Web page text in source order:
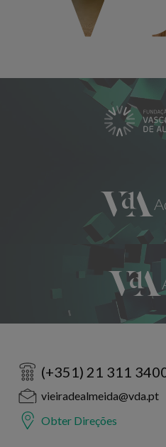
(+351) 21 311
vieiradealmeida@vda.pt
Obter Direções